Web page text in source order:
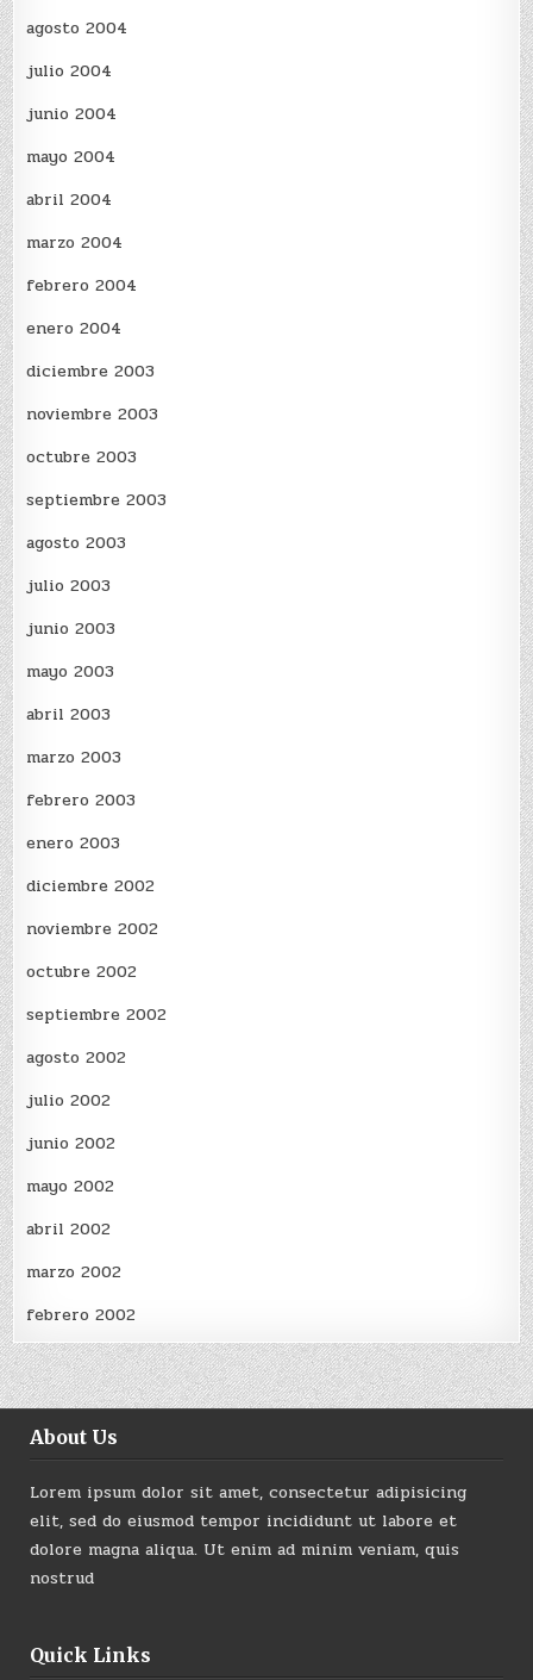
agosto 2004
julio 2004
junio 2004
mayo 2004
abril 2004
marzo 2004
febrero 2004
enero 2004
diciembre 2003
noviembre 2003
octubre 2003
septiembre 2003
agosto 2003
julio 2003
junio 2003
mayo 2003
abril 2003
marzo 2003
febrero 2003
enero 2003
diciembre 2002
noviembre 2002
octubre 2002
septiembre 2002
agosto 2002
julio 2002
junio 2002
mayo 2002
abril 2002
marzo 2002
febrero 2002
About Us
Lorem ipsum dolor sit amet, consectetur adipisicing
elit, sed do eiusmod tempor incididunt ut labore et
dolore magna aliqua. Ut enim ad minim veniam, quis
nostrud
Quick Links